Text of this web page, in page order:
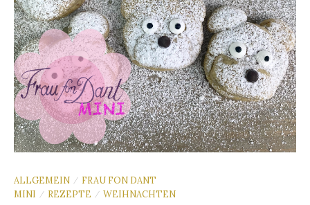
ALLGEMEIN / FRAU FON DANT
MINI
/ REZEPTE / WEIHNACHTEN